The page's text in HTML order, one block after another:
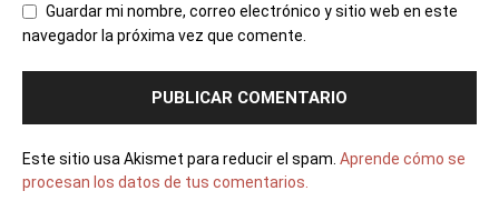
Guardar mi nombre, correo electrónico y sitio web en este
navegador la próxima vez que comente.
Este sitio usa Akismet para reducir el spam. Aprende cómo se
procesan los datos de tus comentarios.